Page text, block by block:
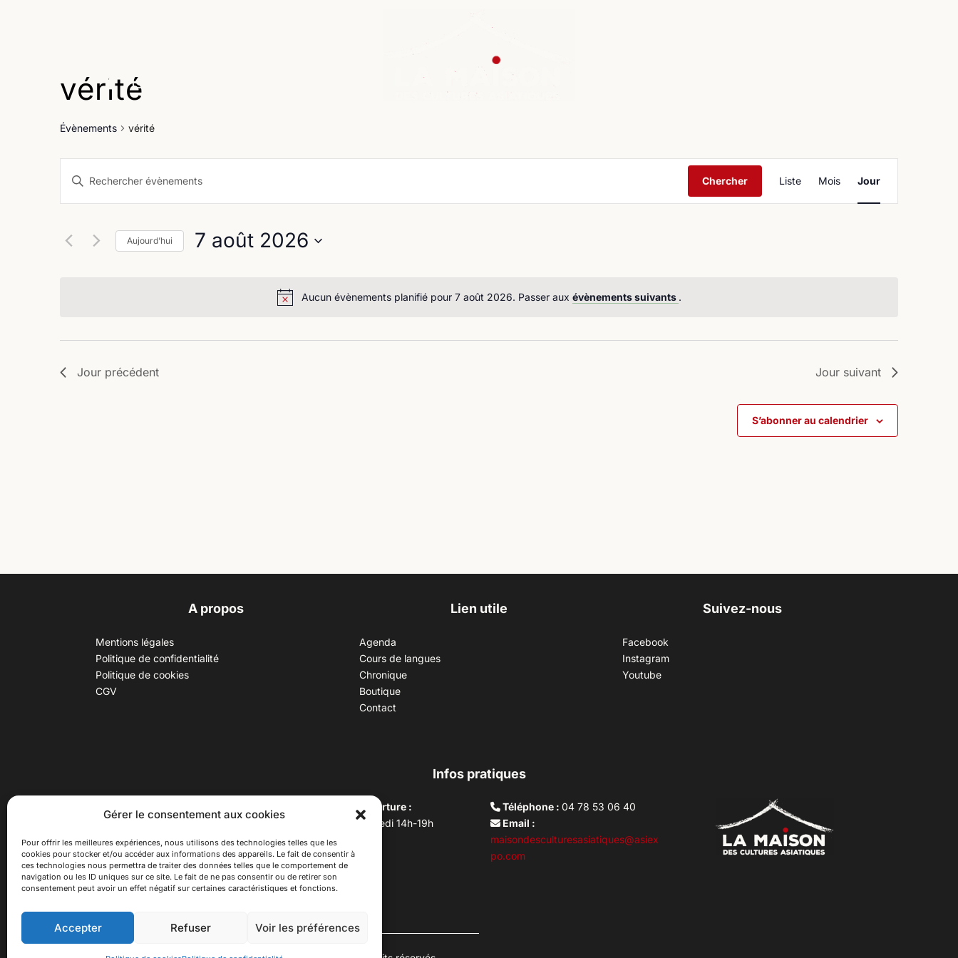
Gérer le consentement aux cookies
Pour offrir les meilleures expériences, nous utilisons des technologies telles que les
cookies pour stocker et/ou accéder aux informations des appareils. Le fait de consentir à
ces technologies nous permettra de traiter des données telles que le comportement de
navigation ou les ID uniques sur ce site. Le fait de ne pas consentir ou de retirer son
consentement peut avoir un effet négatif sur certaines caractéristiques et fonctions.
Accepter Refuser Voir les préférences
Aucun évènements planifié pour 7 août 2026. Passer aux évènements suivants .
vérité
Évènements vérité
Recherche
et
de
Saisir
Évènements
Chercher
de
Liste Mois Jour
Aujourd’hui 7 août 2026
Jour précédent Jour suivant
S’abonner au calendrier
A propos
Mentions légales
Politique de confidentialité
Politique de cookies
CGV
Lien utile
Agenda
Cours de langues
Chronique
Boutique
Contact
Suivez-nous
Facebook
Instagram
Youtube
Infos pratiques
30 B rue Dr Rebatel, 69003 Lyon
(adresse postale : 62 rue St
Maximin, 69003 Lyon)
à 100 mètres du métro D Monplaisir
Lumière, T3 Dauphiné Lacassagne,
bus C16 Dr Rebatel
Horaires d’ouverture :
Du mardi au vendredi 14h-19h
Samedi 10h –17h
Fermeture lundi
Téléphone :04 78 53 06 40
Email :
maisondesculturesasiatiques@asiex
po.com